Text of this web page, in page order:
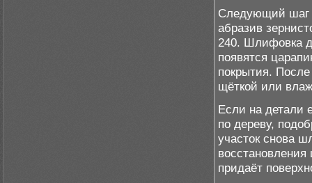
Следующий шаг
абразив
240. Шлифовка
появятся
покрытия.
щёткой или
Если на детали
по дереву,
участок снова
придаёт